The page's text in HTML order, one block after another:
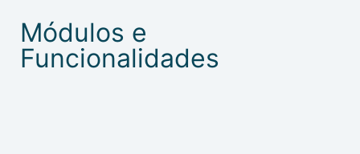
Módulos e
Funcionalidades